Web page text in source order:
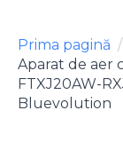
Prima pagină
Aparat de aer
FTXJ20AW-
Bluevolution